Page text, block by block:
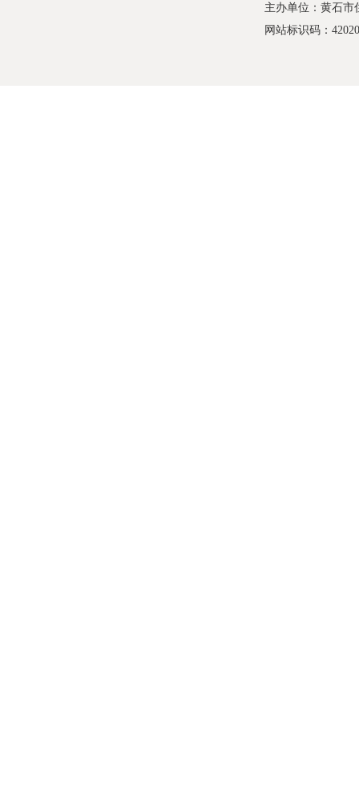
主办单位：黄石市
网站标识码：